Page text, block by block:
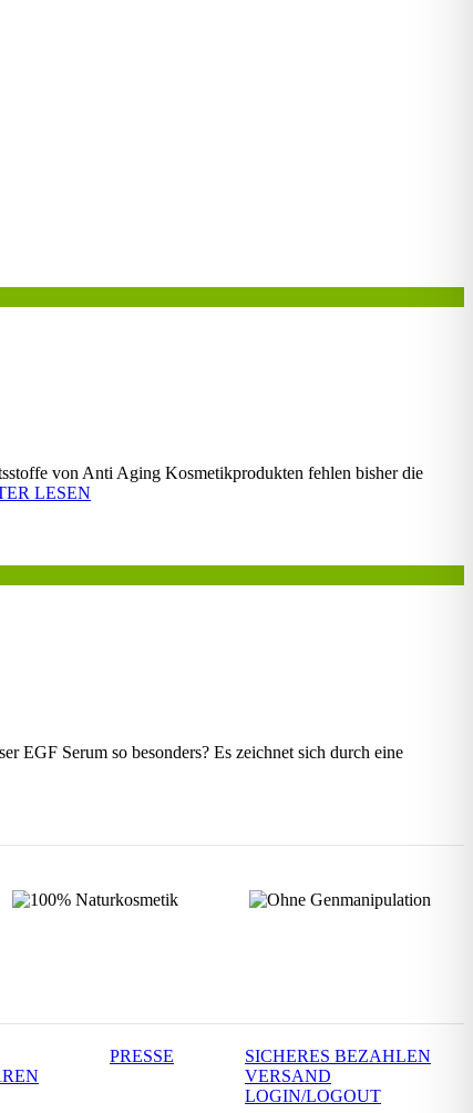
von Anti Aging Kosmetikprodukten fehlen bisher die
LESEN
Serum so besonders? Es zeichnet sich durch eine
PRESSE
SICHERES BEZAHLEN
VERSAND
LOGIN/LOGOUT